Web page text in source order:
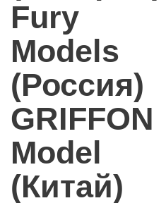
Fury
Models
(Россия)
GRIFFON
Model
(Китай)